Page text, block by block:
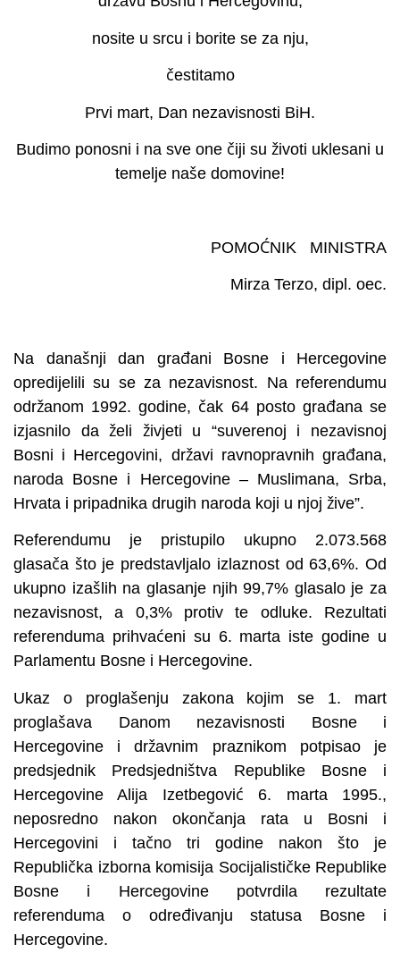
nosite u srcu i borite se za nju,
čestitamo
Prvi mart, Dan nezavisnosti BiH.
Budimo ponosni i na sve one čiji su životi uklesani u
temelje naše domovine!
POMOĆNIK MINISTRA
Mirza Terzo, dipl. oec.
Na današnji dan građani Bosne i Hercegovine
opredijelili su se za nezavisnost. Na referendumu
održanom 1992. godine, čak 64 posto građana se
izjasnilo da želi živjeti u “suverenoj i nezavisnoj
Bosni i Hercegovini, državi ravnopravnih građana,
naroda Bosne i Hercegovine – Muslimana, Srba,
Hrvata i pripadnika drugih naroda koji u njoj žive”.
Referendumu je pristupilo ukupno 2.073.568
glasača što je predstavljalo izlaznost od 63,6%. Od
ukupno izašlih na glasanje njih 99,7% glasalo je za
nezavisnost, a 0,3% protiv te odluke. Rezultati
referenduma prihvaćeni su 6. marta iste godine u
Parlamentu Bosne i Hercegovine.
Ukaz o proglašenju zakona kojim se 1. mart
proglašava Danom nezavisnosti Bosne i
Hercegovine i državnim praznikom potpisao je
predsjednik Predsjedništva Republike Bosne i
Hercegovine Alija Izetbegović 6. marta 1995.,
neposredno nakon okončanja rata u Bosni i
Hercegovini i tačno tri godine nakon što je
Republička izborna komisija Socijalističke Republike
Bosne i Hercegovine potvrdila rezultate
referenduma o određivanju statusa Bosne i
Hercegovine.